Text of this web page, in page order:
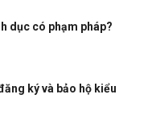
dục có phạm pháp?
ký và bảo hộ kiểu